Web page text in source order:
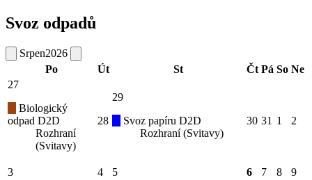
Svoz odpadů
Srpen2026
Po
Út St Čt Pá So Ne
27
Biologický
odpad D2D
Rozhraní
(Svitavy)
28
29
Svoz papíru D2D
Rozhraní (Svitavy)
30 31 1 2
3 4 5 6 7 8
9